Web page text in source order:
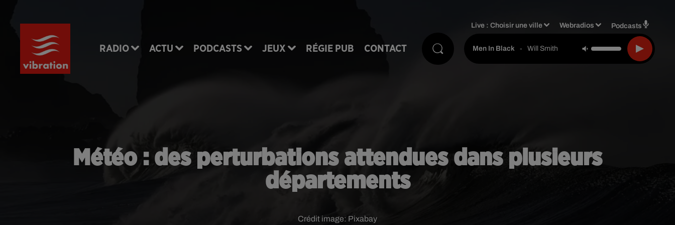
RADIO ACTU PODCASTS JEUX RÉGIE PUB CONTACT
Live :Choisir une ville Webradios Podcasts
Men In Black - Will Smith
Météo : des perturbations attendues dans plusieurs
départements
Crédit image: Pixabay